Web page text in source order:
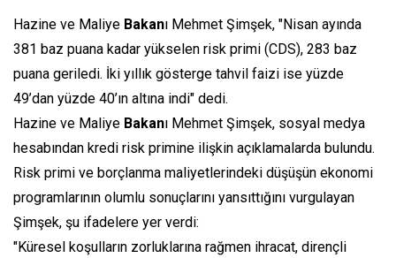
Hazine ve Maliye Bakanı Mehmet Şimşek, "Nisan ayında
381 baz puana kadar yükselen risk primi (CDS), 283 baz
puana geriledi. İki yıllık gösterge tahvil faizi ise yüzde
49’dan yüzde 40’ın altına indi" dedi.
Hazine ve Maliye Bakanı Mehmet Şimşek, sosyal medya
hesabından kredi risk primine ilişkin açıklamalarda bulundu.
Risk primi ve borçlanma maliyetlerindeki düşüşün ekonomi
programlarının olumlu sonuçlarını yansıttığını vurgulayan
Şimşek, şu ifadelere yer verdi:
"Küresel koşulların zorluklarına rağmen ihracat, dirençli